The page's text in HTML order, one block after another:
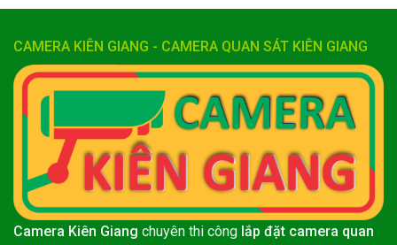
CAMERA KIÊN GIANG - CAMERA QUAN SÁT KIÊN GIANG
Camera Kiên Giang chuyên thi công lắp đặt camera quan